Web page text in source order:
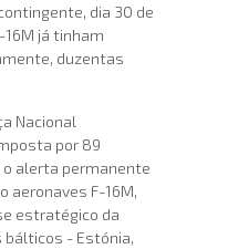
dia 30 de
16M já tinham
duzentas
Nacional
por 89
alerta permanente
aeronaves F-16M,
estratégico da
bálticos - Estónia,